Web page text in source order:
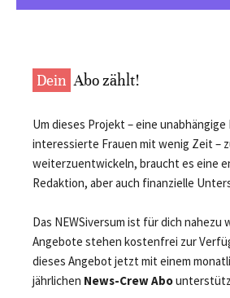
Dein Abo zählt!
Um dieses Projekt – eine
interessierte Frauen mit wenig Zeit –
weiterzuentwickeln, braucht es eine
Redaktion, aber auch finanzielle
Das NEWSiversum ist für dich nahezu
Angebote stehen kostenfrei zur
dieses Angebot jetzt mit einem
jährlichen News-Crew Abo